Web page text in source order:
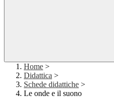
Home >
Didattica >
Schede didattiche >
Le onde e il suono